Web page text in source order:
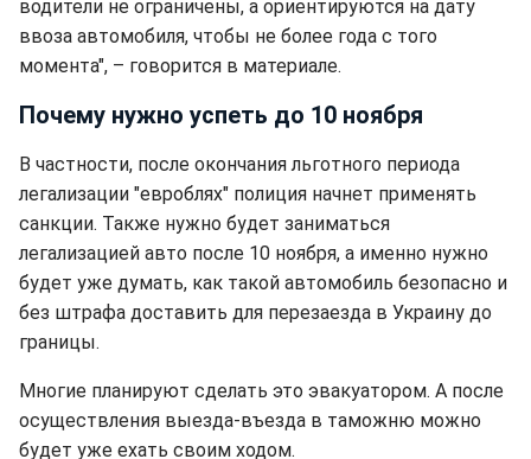
водители не ограничены, а ориентируются на дату
ввоза автомобиля, чтобы не более года с того
момента", – говорится в материале.
Почему нужно успеть до 10 ноября
В частности, после окончания льготного периода
легализации "евроблях" полиция начнет применять
санкции. Также нужно будет заниматься
легализацией авто после 10 ноября, а именно нужно
будет уже думать, как такой автомобиль безопасно и
без штрафа доставить для перезаезда в Украину до
границы.
Многие планируют сделать это эвакуатором. А после
осуществления выезда-въезда в таможню можно
будет уже ехать своим ходом.